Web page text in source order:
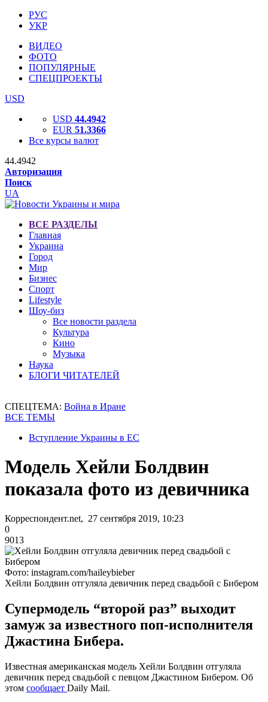
РУС
УКР
ВИДЕО
ФОТО
ПОПУЛЯРНЫЕ
СПЕЦПРОЕКТЫ
USD
USD 44.4942
EUR 51.3366
Все курсы валют
44.4942
Авторизация
Поиск
UA
ВСЕ РАЗДЕЛЫ
Главная
Украина
Город
Мир
Бизнес
Спорт
Lifestyle
Шоу-биз
Все новости раздела
Культура
Кино
Музыка
Наука
БЛОГИ ЧИТАТЕЛЕЙ
СПЕЦТЕМА: Война в Иране
ВСЕ ТЕМЫ
Вступление Украины в ЕС
Модель Хейли Болдвин
показала фото из девичника
Корреспондент.net, 27 сентября 2019, 10:23
0
9013
Фото: instagram.com/haileybieber
Хейли Болдвин отгуляла девичник перед свадьбой с Бибером
Супермодель “второй раз” выходит
замуж за известного поп-исполнителя
Джастина Бибера.
Известная американская модель Хейли Болдвин отгуляла
девичник перед свадьбой с певцом Джастином Бибером. Об
этом сообщает Daily Mail.